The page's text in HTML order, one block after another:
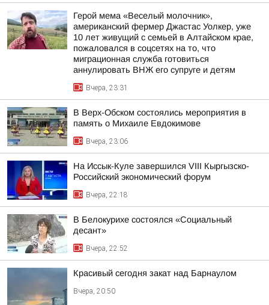
Герой мема «Веселый молочник»,
американский фермер Джастас Уолкер, уже
10 лет живущий с семьей в Алтайском крае,
пожаловался в соцсетях на то, что
миграционная служба готовиться
аннулировать ВНЖ его супруге и детям
Вчера, 23:31
В Верх-Обском состоялись мероприятия в
память о Михаиле Евдокимове
Вчера, 23:06
На Иссык-Куле завершился VIII Кыргызско-
Российский экономический форум
Вчера, 22:18
В Белокурихе состоялся «Социальный
десант»
Вчера, 22:52
Красивый сегодня закат над Барнаулом
Вчера, 20:50